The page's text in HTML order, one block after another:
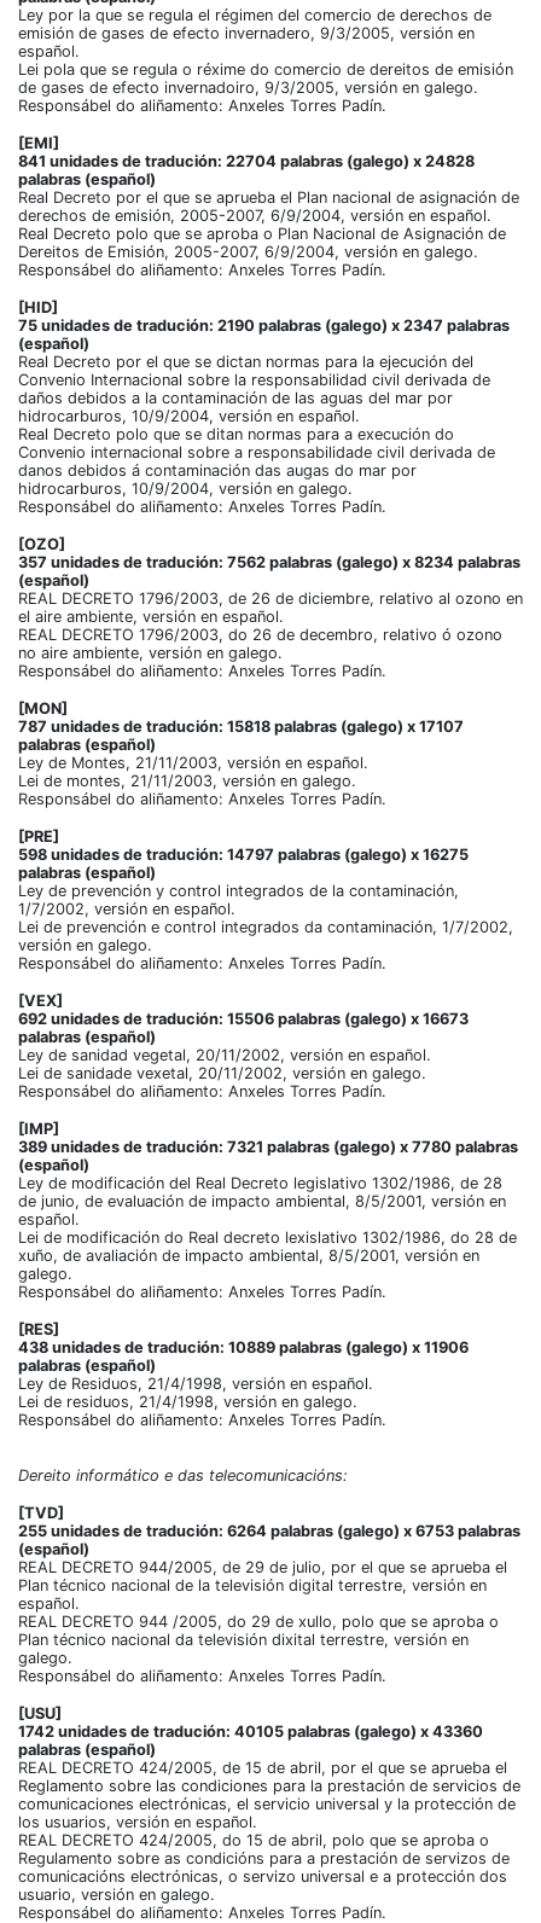
Ley por la que se regula el régimen del comercio de derechos de
emisión de gases de efecto invernadero, 9/3/2005, versión en
español.
Lei pola que se regula o réxime do comercio de dereitos de emisión
de gases de efecto invernadoiro, 9/3/2005, versión en galego.
Responsábel do aliñamento: Anxeles Torres Padín.
[EMI]
841 unidades de tradución: 22704 palabras (galego) x 24828
palabras (español)
Real Decreto por el que se aprueba el Plan nacional de asignación de
derechos de emisión, 2005-2007, 6/9/2004, versión en español.
Real Decreto polo que se aproba o Plan Nacional de Asignación de
Dereitos de Emisión, 2005-2007, 6/9/2004, versión en galego.
Responsábel do aliñamento: Anxeles Torres Padín.
[HID]
75 unidades de tradución: 2190 palabras (galego) x 2347 palabras
(español)
Real Decreto por el que se dictan normas para la ejecución del
Convenio Internacional sobre la responsabilidad civil derivada de
daños debidos a la contaminación de las aguas del mar por
hidrocarburos, 10/9/2004, versión en español.
Real Decreto polo que se ditan normas para a execución do
Convenio internacional sobre a responsabilidade civil derivada de
danos debidos á contaminación das augas do mar por
hidrocarburos, 10/9/2004, versión en galego.
Responsábel do aliñamento: Anxeles Torres Padín.
[OZO]
357 unidades de tradución: 7562 palabras (galego) x 8234 palabras
(español)
REAL DECRETO 1796/2003, de 26 de diciembre, relativo al ozono en
el aire ambiente, versión en español.
REAL DECRETO 1796/2003, do 26 de decembro, relativo ó ozono
no aire ambiente, versión en galego.
Responsábel do aliñamento: Anxeles Torres Padín.
[MON]
787 unidades de tradución: 15818 palabras (galego) x 17107
palabras (español)
Ley de Montes, 21/11/2003, versión en español.
Lei de montes, 21/11/2003, versión en galego.
Responsábel do aliñamento: Anxeles Torres Padín.
[PRE]
598 unidades de tradución: 14797 palabras (galego) x 16275
palabras (español)
Ley de prevención y control integrados de la contaminación,
1/7/2002, versión en español.
Lei de prevención e control integrados da contaminación, 1/7/2002,
versión en galego.
Responsábel do aliñamento: Anxeles Torres Padín.
[VEX]
692 unidades de tradución: 15506 palabras (galego) x 16673
palabras (español)
Ley de sanidad vegetal, 20/11/2002, versión en español.
Lei de sanidade vexetal, 20/11/2002, versión en galego.
Responsábel do aliñamento: Anxeles Torres Padín.
[IMP]
389 unidades de tradución: 7321 palabras (galego) x 7780 palabras
(español)
Ley de modificación del Real Decreto legislativo 1302/1986, de 28
de junio, de evaluación de impacto ambiental, 8/5/2001, versión en
español.
Lei de modificación do Real decreto lexislativo 1302/1986, do 28 de
xuño, de avaliación de impacto ambiental, 8/5/2001, versión en
galego.
Responsábel do aliñamento: Anxeles Torres Padín.
[RES]
438 unidades de tradución: 10889 palabras (galego) x 11906
palabras (español)
Ley de Residuos, 21/4/1998, versión en español.
Lei de residuos, 21/4/1998, versión en galego.
Responsábel do aliñamento: Anxeles Torres Padín.
Dereito informático e das telecomunicacións:
[TVD]
255 unidades de tradución: 6264 palabras (galego) x 6753 palabras
(español)
REAL DECRETO 944/2005, de 29 de julio, por el que se aprueba el
Plan técnico nacional de la televisión digital terrestre, versión en
español.
REAL DECRETO 944 /2005, do 29 de xullo, polo que se aproba o
Plan técnico nacional da televisión dixital terrestre, versión en
galego.
Responsábel do aliñamento: Anxeles Torres Padín.
[USU]
1742 unidades de tradución: 40105 palabras (galego) x 43360
palabras (español)
REAL DECRETO 424/2005, de 15 de abril, por el que se aprueba el
Reglamento sobre las condiciones para la prestación de servicios de
comunicaciones electrónicas, el servicio universal y la protección de
los usuarios, versión en español.
REAL DECRETO 424/2005, do 15 de abril, polo que se aproba o
Regulamento sobre as condicións para a prestación de servizos de
comunicacións electrónicas, o servizo universal e a protección dos
usuario, versión en galego.
Responsábel do aliñamento: Anxeles Torres Padín.